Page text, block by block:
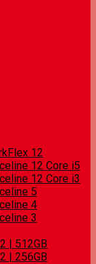
12
12 Core i5
12 Core i3
5
4
3
| 512GB
| 256GB